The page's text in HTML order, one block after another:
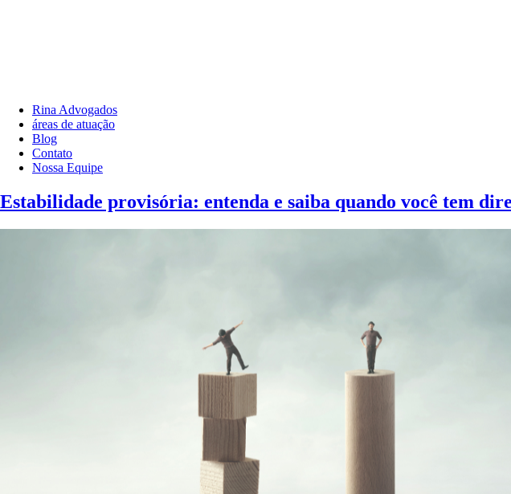
Rina Advogados
áreas de atuação
Blog
Contato
Nossa Equipe
Estabilidade provisória: entenda e saiba quando você tem